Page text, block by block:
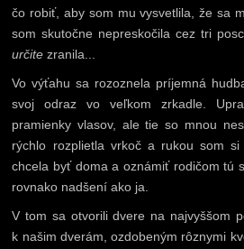
čo robiť, aby som mu vysvetlila, že sa
som skutočne nepreskočila cez tri
určite zranila...
Vo výťahu sa rozoznela príjemná
svoj odraz vo veľkom zrkadle.
pramienky vlasov, ale tie so mnou
rýchlo rozplietla vrkoč a rukou som
chcela byť doma a oznámiť rodičom tú
rovnako nadšení ako ja.
V tom sa otvorili dvere na najvyššom
k našim dverám, ozdobeným rôznymi